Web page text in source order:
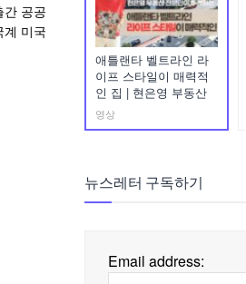
공공
계 미국
애틀랜타 벨트라인 라
이프 스타일이 매력적
인 집 | 현은영 부동산
영상
뉴스레터 구독하기
Email address: